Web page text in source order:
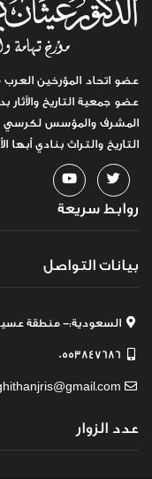
عضو اتحاد المؤرخين
عضو جمعية التاريخ
المشرف والمؤسس لكرسي
التاريخ والتراث بنادي أبها
روابط سريعة
بيانات التواصل
السعودية:- منطقة عسير-
0553847686
عدد الزوار